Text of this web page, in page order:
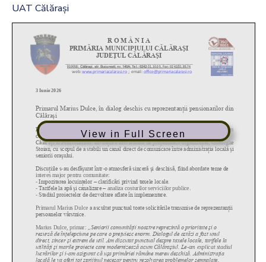
UAT Călărași
View in Full Screen